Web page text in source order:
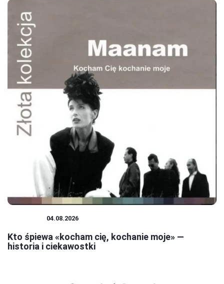
04.08.2026
Kto śpiewa «kocham cię, kochanie moje» —
historia i ciekawostki